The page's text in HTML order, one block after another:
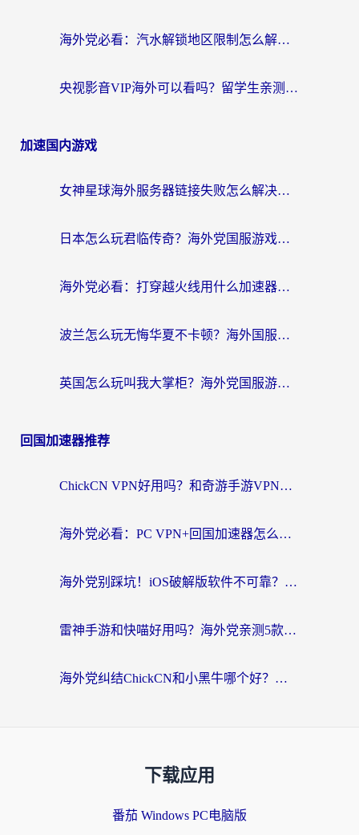
海外党必看：汽水解锁地区限制怎么解除？3招解决国内影音&生活服务难题
央视影音VIP海外可以看吗？留学生亲测有效的回国加速器选择指南
加速国内游戏
女神星球海外服务器链接失败怎么解决？海外党国服游戏加速避坑指南
日本怎么玩君临传奇？海外党国服游戏加速避坑指南（附菲律宾欧洲玩家实测）
海外党必看：打穿越火线用什么加速器？解决延迟卡顿，还能玩奇妙拼图世界和第五人格
波兰怎么玩无悔华夏不卡顿？海外国服游戏加速器终极指南（附征途2萤火突击解决方案）
英国怎么玩叫我大掌柜？海外党国服游戏加速避坑指南（附实测推荐）
回国加速器推荐
ChickCN VPN好用吗？和奇游手游VPN对比哪个回国效果更好？海外党亲测实用指南
海外党必看：PC VPN+回国加速器怎么选？无缝访问国内资源全攻略
海外党别踩坑！iOS破解版软件不可靠？教你选对回国加速器无缝看国内资源
雷神手游和快喵好用吗？海外党亲测5款回国加速器，附斧牛Bling对比+微信视频号解决办法
海外党纠结ChickCN和小黑牛哪个好？一篇帮你选对回国加速器的实用指南
下载应用
番茄 Windows PC电脑版